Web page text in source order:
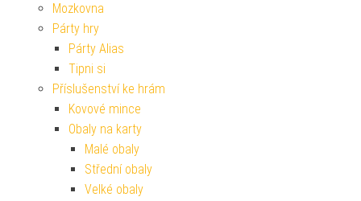
Mozkovna
Párty hry
Párty Alias
Tipni si
Příslušenství ke hrám
Kovové mince
Obaly na karty
Malé obaly
Střední obaly
Velké obaly